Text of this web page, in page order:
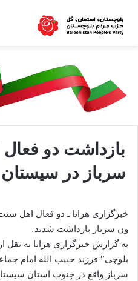
بازداشت دو
سرباز در
خبرگزاری هرانا ـ دو فعال اهل
ون سرباز بازداشت شدند.
به گزارش خبرگزاری هرانا به نقل
بلوچی” فرزند حبیب الله امام
سرباز واقع در جنوب استان